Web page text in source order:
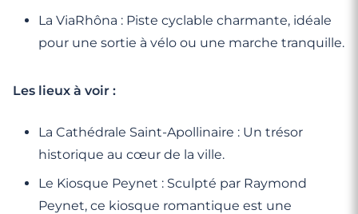
La ViaRhôna : Piste cyclable charmante, idéale
pour une sortie à vélo ou une marche tranquille.
Les lieux à voir :
La Cathédrale Saint-Apollinaire : Un trésor
historique au cœur de la ville.
Le Kiosque Peynet : Sculpté par Raymond
Peynet, ce kiosque romantique est une